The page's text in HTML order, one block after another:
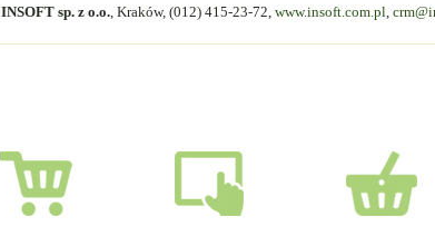
INSOFT sp. z o.o., Kraków, (012) 415-23-72, www.insoft.com.pl,